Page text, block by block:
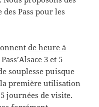
Pass pour les
de heure à
3 et 5
souplesse puisque
première utilisation
journées de visite.